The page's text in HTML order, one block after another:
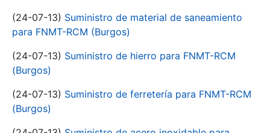
(24-07-13) Suministro de material de saneamiento
para FNMT-RCM (Burgos)
(24-07-13) Suministro de hierro para FNMT-RCM
(Burgos)
(24-07-13) Suministro de ferretería para FNMT-RCM
(Burgos)